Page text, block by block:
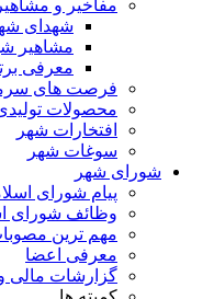
مفاخیر و مشاهیر
شهدای
مشاهیر
معرفی
فرصت های
محصولات
افتخارات شهر
سوغات شهر
شورای شهر
پیام شورای
وظائف شورای
مهم ترین
معرفی اعضا
گزارشات مالی